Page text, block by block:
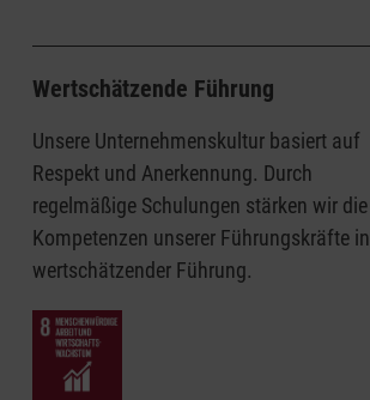
Wertschätzende Führung
Unsere Unternehmenskultur basiert auf
Respekt und Anerkennung. Durch
regelmäßige Schulungen stärken wir die
Kompetenzen unserer Führungskräfte in
wertschätzender Führung.